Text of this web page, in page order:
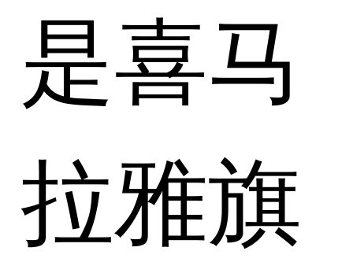
是喜马
拉雅旗